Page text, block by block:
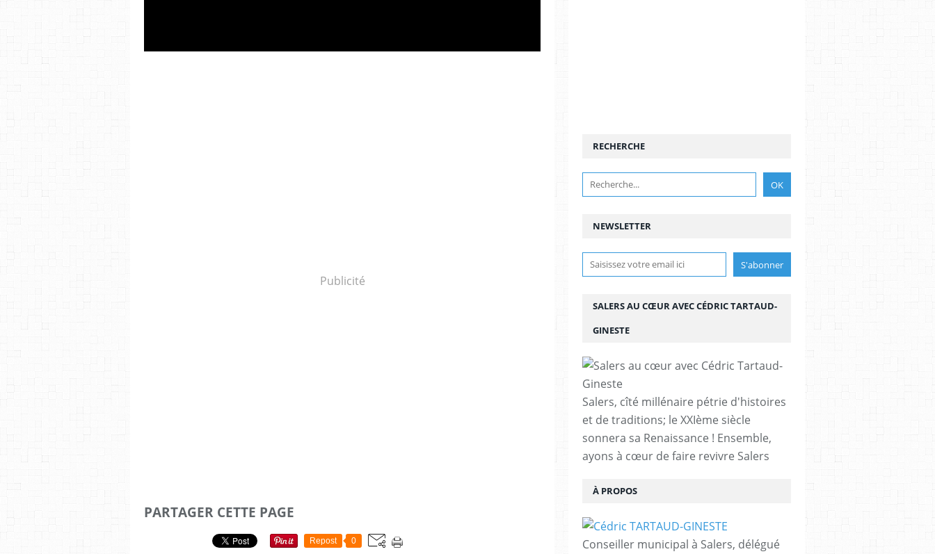
Publicité
PARTAGER CETTE PAGE
Repost 0
NEWSLETTER
RECHERCHE
SALERS AU CŒUR AVEC CÉDRIC TARTAUD-
GINESTE
Salers, cîté millénaire pétrie d'histoires
et de traditions; le XXIème siècle
sonnera sa Renaissance ! Ensemble,
ayons à cœur de faire revivre Salers
À PROPOS
Conseiller municipal à Salers, délégué